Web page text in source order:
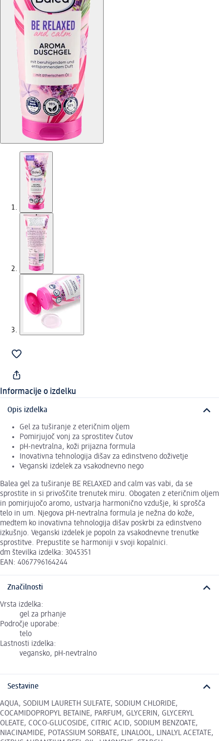
Informacije o izdelku
Opis izdelka
Gel za tuširanje z eteričnim oljem
Pomirjujoč vonj za sprostitev čutov
pH-nevtralna, koži prijazna formula
Inovativna tehnologija dišav za edinstveno doživetje
Veganski izdelek za vsakodnevno nego
Balea gel za tuširanje BE RELAXED and calm vas vabi, da se
sprostite in si privoščite trenutek miru. Obogaten z eteričnim oljem
in pomirjujočo aromo, ustvarja harmonično vzdušje, ki sprošča
telo in um. Njegova pH-nevtralna formula je nežna do kože,
medtem ko inovativna tehnologija dišav poskrbi za edinstveno
izkušnjo. Veganski izdelek je popoln za vsakodnevne trenutke
sprostitve. Prepustite se harmoniji v svoji kopalnici.
dm številka izdelka: 3045351
EAN: 4067796164244
Značilnosti
Vrsta izdelka:
gel za prhanje
Področje uporabe:
telo
Lastnosti izdelka:
vegansko, pH-nevtralno
Sestavine
AQUA, SODIUM LAURETH SULFATE, SODIUM CHLORIDE,
COCAMIDOPROPYL BETAINE, PARFUM, GLYCERIN, GLYCERYL
OLEATE, COCO-GLUCOSIDE, CITRIC ACID, SODIUM BENZOATE,
NIACINAMIDE, POTASSIUM SORBATE, LINALOOL, LINALYL ACETATE,